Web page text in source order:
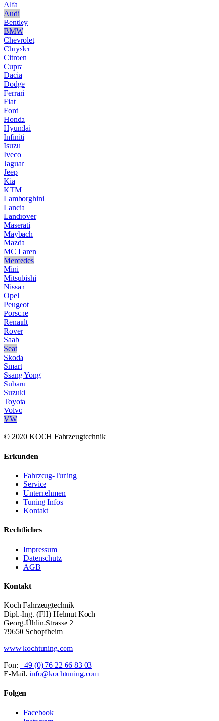
Alfa
Audi
Bentley
BMW
Chevrolet
Chrysler
Citroen
Cupra
Dacia
Dodge
Ferrari
Fiat
Ford
Honda
Hyundai
Infiniti
Isuzu
Iveco
Jaguar
Jeep
Kia
KTM
Lamborghini
Lancia
Landrover
Maserati
Maybach
Mazda
MC Laren
Mercedes
Mini
Mitsubishi
Nissan
Opel
Peugeot
Porsche
Renault
Rover
Saab
Seat
Skoda
Smart
Ssang Yong
Subaru
Suzuki
Toyota
Volvo
VW
© 2020 KOCH Fahrzeugtechnik
Erkunden
Fahrzeug-Tuning
Service
Unternehmen
Tuning Infos
Kontakt
Rechtliches
Impressum
Datenschutz
AGB
Kontakt
Koch Fahrzeugtechnik
Dipl.-Ing. (FH) Helmut Koch
Georg-Ühlin-Strasse 2
79650 Schopfheim
www.kochtuning.com
Fon: +49 (0) 76 22 66 83 03
E-Mail: info@kochtuning.com
Folgen
Facebook